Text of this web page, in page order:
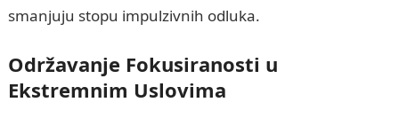
smanjuju stopu impulzivnih odluka.
Održavanje Fokusiranosti u
Ekstremnim Uslovima